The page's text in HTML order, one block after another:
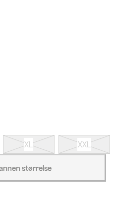
XL XXL
størrelse